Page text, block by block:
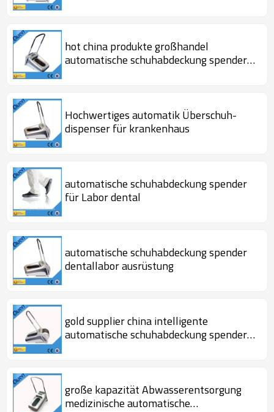
hot china produkte großhandel
automatische schuhabdeckung spender
Hochwertiges automatik Überschuh-
dispenser für krankenhaus
automatische schuhabdeckung spender
für Labor dental
automatische schuhabdeckung spender
dentallabor ausrüstung
gold supplier china intelligente
automatische schuhabdeckung spender
große kapazität Abwasserentsorgung
medizinische automatische